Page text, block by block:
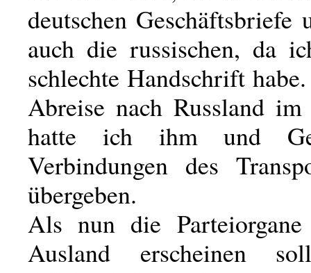
deutschen Geschäftsbriefe
auch die russischen, da
schlechte Handschrift
Abreise nach Russland
hatte ich ihm und
Verbindungen des
übergeben.
Als nun die
Ausland erscheinen